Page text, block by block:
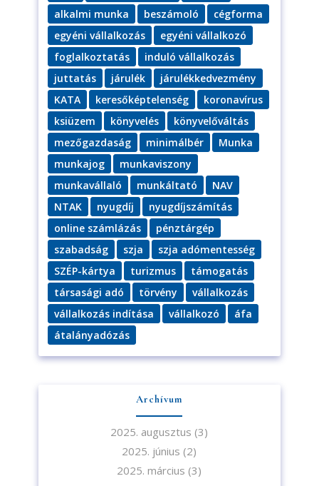
alkalmi munka
beszámoló
cégforma
egyéni vállalkozás
egyéni vállalkozó
foglalkoztatás
induló vállalkozás
juttatás
járulék
járulékkedvezmény
KATA
keresőképtelenség
koronavírus
ksiüzem
könyvelés
könyvelőváltás
mezőgazdaság
minimálbér
Munka
munkajog
munkaviszony
munkavállaló
munkáltató
NAV
NTAK
nyugdíj
nyugdíjszámítás
online számlázás
pénztárgép
szabadság
szja
szja adómentesség
SZÉP-kártya
turizmus
támogatás
társasági adó
törvény
vállalkozás
vállalkozás indítása
vállalkozó
áfa
átalányadózás
Archívum
2025. augusztus (3)
2025. június (2)
2025. március (3)